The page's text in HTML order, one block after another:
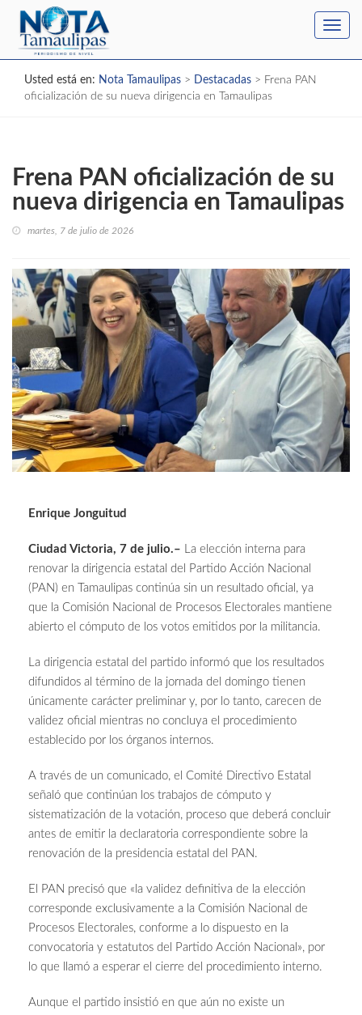
Usted está en: Nota Tamaulipas > Destacadas > Frena PAN
oficialización de su nueva dirigencia en Tamaulipas
Frena PAN oficialización de su
nueva dirigencia en Tamaulipas
martes, 7 de julio de 2026
Enrique Jonguitud
Ciudad Victoria, 7 de julio.– La elección interna para
renovar la dirigencia estatal del Partido Acción Nacional
(PAN) en Tamaulipas continúa sin un resultado oficial, ya
que la Comisión Nacional de Procesos Electorales mantiene
abierto el cómputo de los votos emitidos por la militancia.
La dirigencia estatal del partido informó que los resultados
difundidos al término de la jornada del domingo tienen
únicamente carácter preliminar y, por lo tanto, carecen de
validez oficial mientras no concluya el procedimiento
establecido por los órganos internos.
A través de un comunicado, el Comité Directivo Estatal
señaló que continúan los trabajos de cómputo y
sistematización de la votación, proceso que deberá concluir
antes de emitir la declaratoria correspondiente sobre la
renovación de la presidencia estatal del PAN.
El PAN precisó que «la validez definitiva de la elección
corresponde exclusivamente a la Comisión Nacional de
Procesos Electorales, conforme a lo dispuesto en la
convocatoria y estatutos del Partido Acción Nacional», por
lo que llamó a esperar el cierre del procedimiento interno.
Aunque el partido insistió en que aún no existe un